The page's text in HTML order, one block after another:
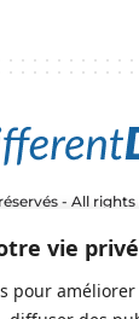
vie
pour
- All rights